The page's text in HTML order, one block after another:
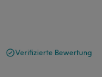
Verifizierte Bewertung